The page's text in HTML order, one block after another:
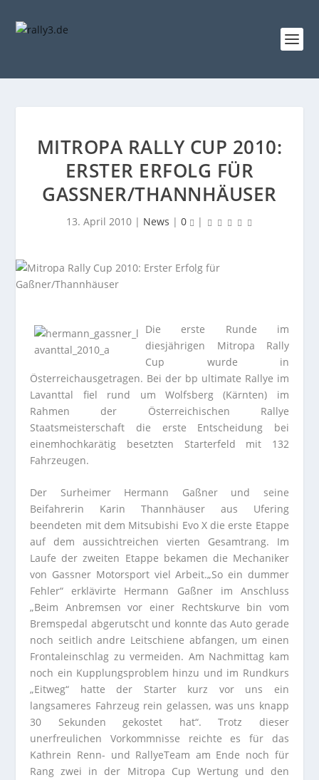
MITROPA RALLY CUP 2010:
ERSTER ERFOLG FÜR
GASSNER/THANNHÄUSER
13. April 2010 | News | 0 |
Die erste Runde im
diesjährigen Mitropa Rally
Cup wurde in
Österreichausgetragen. Bei der bp ultimate Rallye im
Lavanttal fiel rund um Wolfsberg (Kärnten) im
Rahmen der Österreichischen Rallye
Staatsmeisterschaft die erste Entscheidung bei
einemhochkarätig besetzten Starterfeld mit 132
Fahrzeugen.
Der Surheimer Hermann Gaßner und seine
Beifahrerin Karin Thannhäuser aus Ufering
beendeten mit dem Mitsubishi Evo X die erste Etappe
auf dem aussichtreichen vierten Gesamtrang. Im
Laufe der zweiten Etappe bekamen die Mechaniker
von Gassner Motorsport viel Arbeit.„So ein dummer
Fehler“ erklävirte Hermann Gaßner im Anschluss
„Beim Anbremsen vor einer Rechtskurve bin vom
Bremspedal abgerutscht und konnte das Auto gerade
noch seitlich andre Leitschiene abfangen, um einen
Frontaleinschlag zu vermeiden. Am Nachmittag kam
noch ein Kupplungsproblem hinzu und im Rundkurs
„Eitweg“ hatte der Starter kurz vor uns ein
langsameres Fahrzeug rein gelassen, was uns knapp
30 Sekunden gekostet hat“. Trotz dieser
unerfreulichen Vorkommnisse reichte es für das
Kathrein Renn- und RallyeTeam am Ende noch für
Rang zwei in der Mitropa Cup Wertung und den